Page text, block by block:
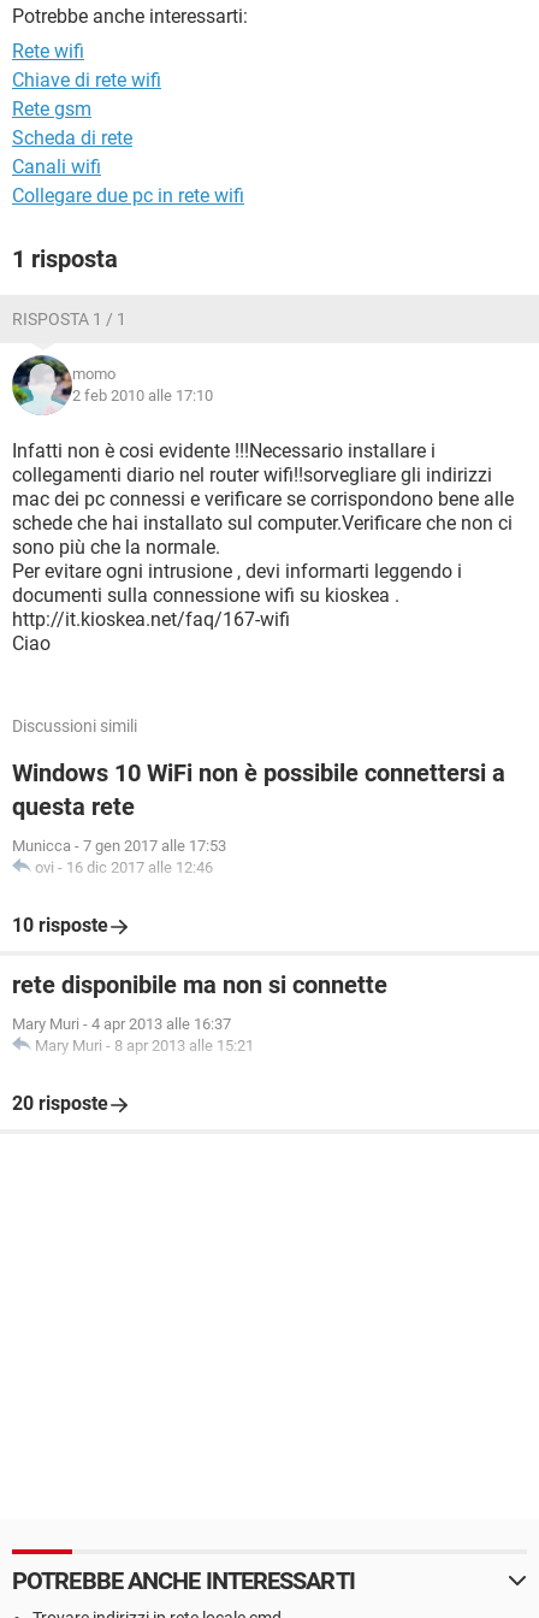
TIKTOK
HARDWARE
Potrebbe anche interessarti:
Rete wifi
Chiave di rete wifi
Rete gsm
Scheda di rete
Canali wifi
Collegare due pc in rete wifi
1 risposta
RISPOSTA 1 / 1
momo
2 feb 2010 alle 17:10
Infatti non è cosi evidente !!!Necessario installare i
collegamenti diario nel router wifi!!sorvegliare gli indirizzi
mac dei pc connessi e verificare se corrispondono bene alle
schede che hai installato sul computer.Verificare che non ci
sono più che la normale.
Per evitare ogni intrusione , devi informarti leggendo i
documenti sulla connessione wifi su kioskea .
http://it.kioskea.net/faq/167-wifi
Ciao
Discussioni simili
Windows 10 WiFi non è possibile connettersi a
questa rete
Municca - 7 gen 2017 alle 17:53
ovi - 16 dic 2017 alle 12:46
10 risposte
rete disponibile ma non si connette
Mary Muri - 4 apr 2013 alle 16:37
Mary Muri - 8 apr 2013 alle 15:21
20 risposte
POTREBBE ANCHE INTERESSARTI